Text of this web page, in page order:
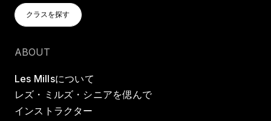
クラスを探す
クラスを探す
ABOUT
Les Millsについて
レズ・ミルズ・シニアを偲んで
インストラクター